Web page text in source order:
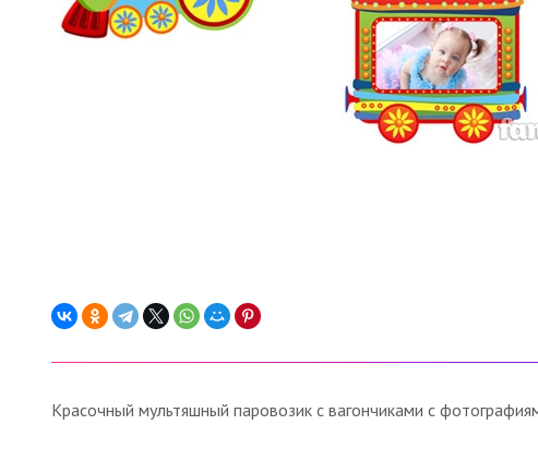
Красочный мультяшный паровозик с вагончиками с